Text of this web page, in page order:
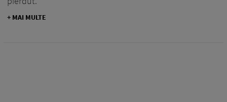
+ MAI MULTE